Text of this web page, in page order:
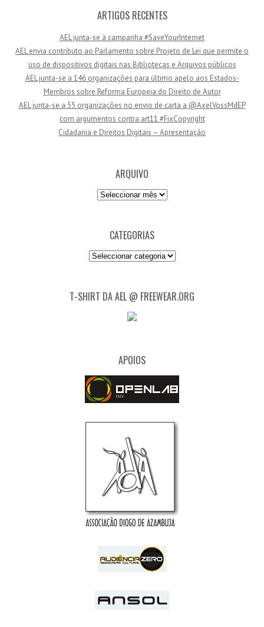
e
ARTIGOS RECENTES
AEL junta-se à campanha #SaveYourInternet
AEL envia contributo ao Parlamento sobre Projeto de Lei que permite o
uso de dispositivos digitais nas Bibliotecas e Arquivos públicos
AEL junta-se a 146 organizações para último apelo aos Estados-
Membros sobre Reforma Europeia do Direito de Autor
AEL junta-se a 55 organizações no envio de carta a @AxelVossMdEP
com argumentos contra art11 #FixCopyright
Cidadania e Direitos Digitais – Apresentação
ARQUIVO
Arquivo
CATEGORIAS
Categorias
T-SHIRT DA AEL @ FREEWEAR.ORG
APOIOS